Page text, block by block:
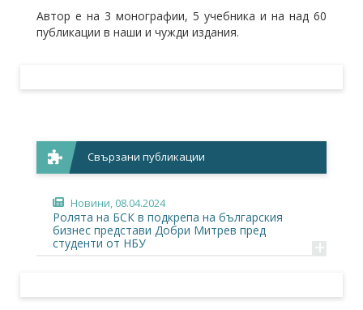
Автор е на 3 монографии, 5 учебника и на над 60
публикации в наши и чужди издания.
Свързани публикации
Новини, 08.04.2024
Ролята на БСК в подкрепа на българския
бизнес представи Добри Митрев пред
студенти от НБУ
+